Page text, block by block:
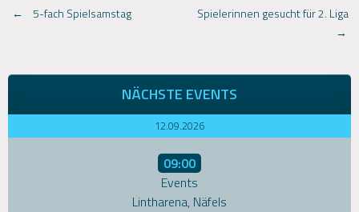
Post
navigation
← 5-fach Spielsamstag
Spielerinnen gesucht für 2. Liga
→
NÄCHSTE EVENTS
12.09.2026
09:00
Events
Lintharena, Näfels